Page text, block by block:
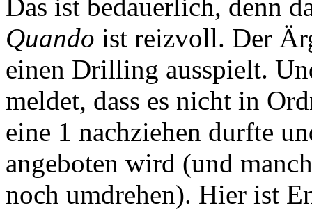
Das ist bedauerlich, denn
Quando ist reizvoll. Der
einen Drilling ausspielt.
meldet, dass es nicht in
eine 1 nachziehen durfte
angeboten wird (und
noch umdrehen). Hier ist